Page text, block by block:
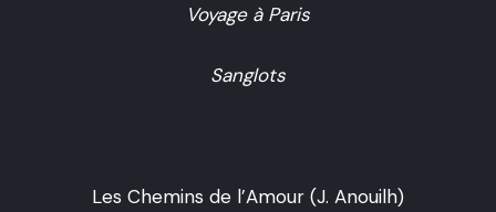
Voyage à Paris
Sanglots
Les Chemins de l’Amour (J. Anouilh)